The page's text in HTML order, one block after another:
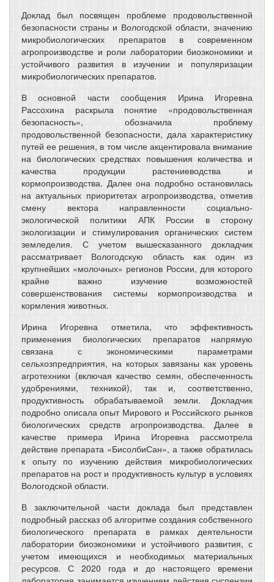
Доклад был посвящен проблеме продовольственной
безопасности страны и Вологодской области, значению
микробиологических препаратов в современном
агропроизводстве и роли лаборатории биоэкономики и
устойчивого развития в изучении и популяризации
микробиологических препаратов.
В основной части сообщения Ирина Игоревна
Рассохина раскрыла понятие «продовольственная
безопасность», обозначила проблему
продовольственной безопасности, дала характеристику
путей ее решения, в том числе акцентировала внимание
на биологических средствах повышения количества и
качества продукции растениеводства и
кормопроизводства. Далее она подробно остановилась
на актуальных приоритетах агропроизводства, отметив
смену вектора направленности социально-
экологической политики АПК России в сторону
экологизации и стимулирования органических систем
земледелия. С учетом вышесказанного докладчик
рассматривает Вологодскую область как один из
крупнейших «молочных» регионов России, для которого
крайне важно изучение возможностей
совершенствования системы кормопроизводства и
кормления животных.
Ирина Игоревна отметила, что эффективность
применения биологических препаратов напрямую
связана с экономическими параметрами
сельхозпредприятия, на которых завязаны как уровень
агротехники (включая качество семян, обеспеченность
удобрениями, техникой), так и, соответственно,
продуктивность обрабатываемой земли. Докладчик
подробно описала опыт Мирового и Российского рынков
биологических средств агропроизводства. Далее в
качестве примера Ирина Игоревна рассмотрела
действие препарата «БисолбиСан», а также обратилась
к опыту по изучению действия микробиологических
препаратов на рост и продуктивность культур в условиях
Вологодской области.
В заключительной части доклада был представлен
подробный рассказ об алгоритме создания собственного
биологического препарата в рамках деятельности
лаборатории биоэкономики и устойчивого развития, с
учетом имеющихся и необходимых материальных
ресурсов. С 2020 года и до настоящего времени